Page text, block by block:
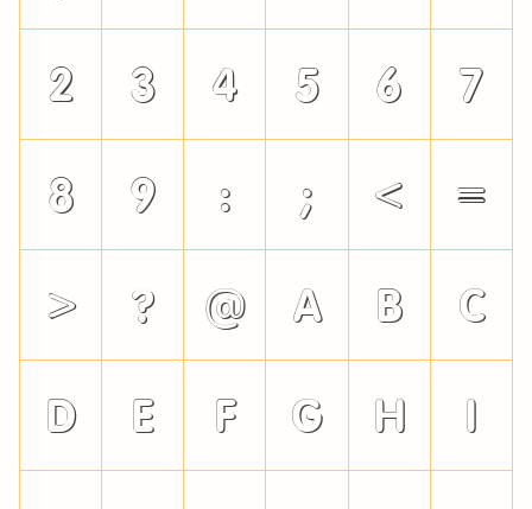
2 3 4 5 6 7
8 9 : ; < =
> ? @ A B C
D E F G H I